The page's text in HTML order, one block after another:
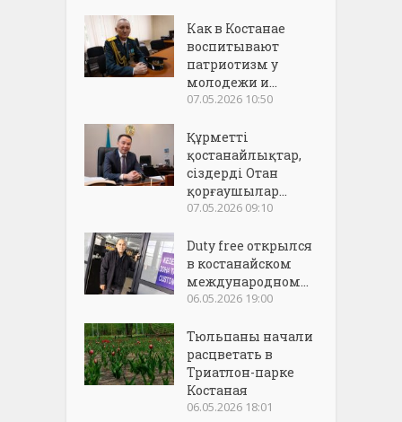
Как в Костанае
воспитывают
патриотизм у
молодежи и...
07.05.2026 10:50
Құрметті
қостанайлықтар,
сіздерді Отан
қорғаушылар...
07.05.2026 09:10
Duty free открылся
в костанайском
международном...
06.05.2026 19:00
Тюльпаны начали
расцветать в
Триатлон-парке
Костаная
06.05.2026 18:01